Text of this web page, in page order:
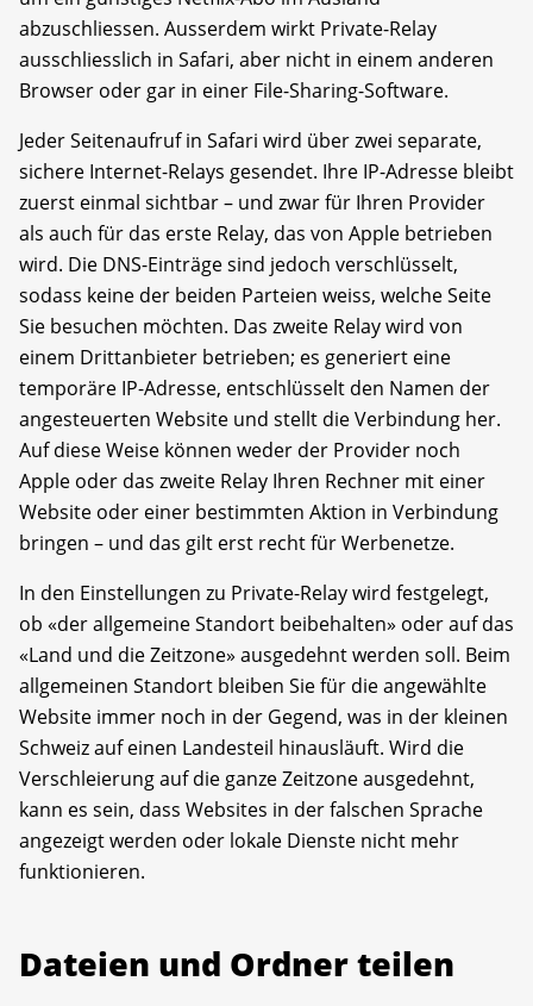
abzuschliessen. Ausserdem wirkt Private-Relay
ausschliesslich in Safari, aber nicht in einem anderen
Browser oder gar in einer File-Sharing-Software.
Jeder Seitenaufruf in Safari wird über zwei separate,
sichere Internet-Relays gesendet. Ihre IP-Adresse bleibt
zuerst einmal sichtbar – und zwar für Ihren Provider
als auch für das erste Relay, das von Apple betrieben
wird. Die DNS-Einträge sind jedoch verschlüsselt,
sodass keine der beiden Parteien weiss, welche Seite
Sie besuchen möchten. Das zweite Relay wird von
einem Drittanbieter betrieben; es generiert eine
temporäre IP-Adresse, entschlüsselt den Namen der
angesteuerten Website und stellt die Verbindung her.
Auf diese Weise können weder der Provider noch
Apple oder das zweite Relay Ihren Rechner mit einer
Website oder einer bestimmten Aktion in Verbindung
bringen – und das gilt erst recht für Werbenetze.
In den Einstellungen zu Private-Relay wird festgelegt,
ob «der allgemeine Standort beibehalten» oder auf das
«Land und die Zeitzone» ausgedehnt werden soll. Beim
allgemeinen Standort bleiben Sie für die angewählte
Website immer noch in der Gegend, was in der kleinen
Schweiz auf einen Landesteil hinausläuft. Wird die
Verschleierung auf die ganze Zeitzone ausgedehnt,
kann es sein, dass Websites in der falschen Sprache
angezeigt werden oder lokale Dienste nicht mehr
funktionieren.
Dateien und Ordner teilen